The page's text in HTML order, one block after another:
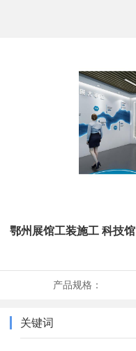
鄂州展馆工装施工 科技馆
产品规格：
关键词